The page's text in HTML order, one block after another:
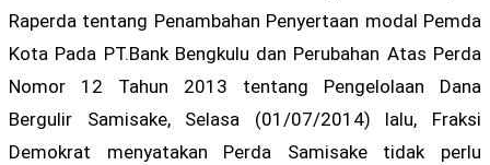
Raperda tentang Penambahan Penyertaan modal Pemda
Kota Pada PT.Bank Bengkulu dan Perubahan Atas Perda
Nomor 12 Tahun 2013 tentang Pengelolaan Dana
Bergulir Samisake, Selasa (01/07/2014) lalu, Fraksi
Demokrat menyatakan Perda Samisake tidak perlu